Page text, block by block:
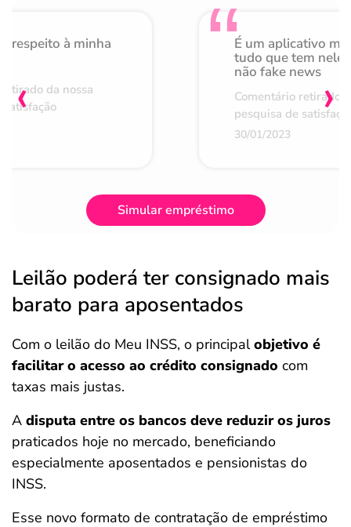
respeito à minha
da nossa
É um aplicativo
tudo que tem nele
não fake news
Comentário retirado
pesquisa de
30/01/2023
‹ ›
Simular empréstimo
Leilão poderá ter consignado mais
barato para aposentados
Com o leilão do Meu INSS, o principalobjetivo é
facilitar o acesso ao crédito consignado com
taxas mais justas.
A disputa entre os bancos deve reduzir os juros
praticados hoje no mercado, beneficiando
especialmente aposentados e pensionistas do
INSS.
Esse novo formato de contratação de empréstimo